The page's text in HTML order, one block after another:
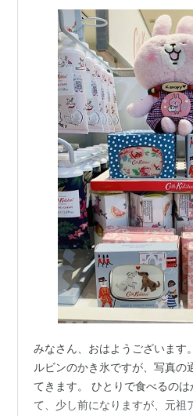
みなさん、おはようございます
ルビンのかき氷ですが、写真の
てきます。 ひとりで食べるの
て、少し前になりますが、元祖